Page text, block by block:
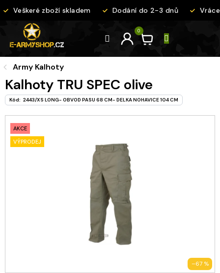
na
Veškeré zboží skladem Dodání do 2-3 dnů
Army Kalhoty
Kalhoty TRU SPEC olive
Kód: 2443/XS LONG- OBVOD PASU 68 CM- DELKA NOHAVICE 104 CM
–67 %
AKCE
VÝPRODEJ